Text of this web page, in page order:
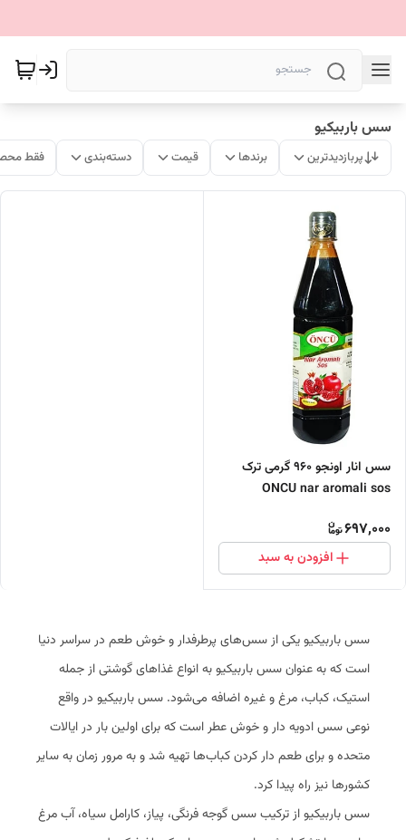
سس باربیکیو
پربازدیدترین برندها قیمت دسته‌بندی فقط
سس انار اونجو ۹۶۰ گرمی ترک
ONCU nar aromali sos
697,000
افزودن به سبد
سس باربیکیو یکی از سس‌های پرطرفدار و خوش طعم در سراسر دنیا
است که به عنوان سس باربیکیو به انواع غذاهای گوشتی از جمله
استیک، کباب، مرغ و غیره اضافه می‌شود. سس باربیکیو در واقع
نوعی سس ادویه دار و خوش عطر است که برای اولین بار در ایالات
متحده و برای طعم دار کردن کباب‌ها تهیه شد و به مرور زمان به سایر
کشورها نیز راه پیدا کرد.
سس باربیکیو از ترکیب سس گوجه فرنگی، پیاز، کارامل سیاه، آب مرغ